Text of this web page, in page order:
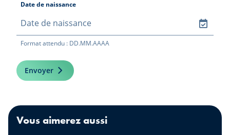
Date de naissance
Format attendu : DD.MM.AAAA
Envoyer
Vous aimerez aussi